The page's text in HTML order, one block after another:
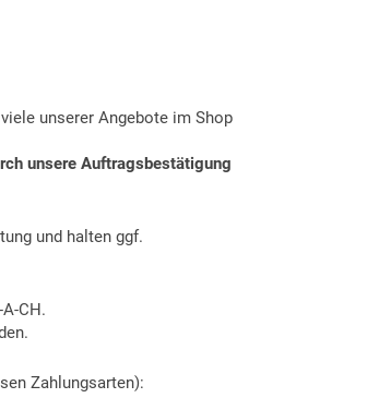
unserer Angebote im Shop
unsere Auftragsbestätigung
und halten ggf.
CH.
Zahlungsarten):